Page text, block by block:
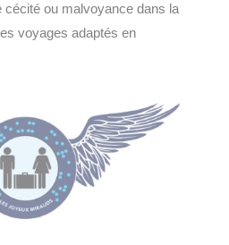
cécité ou malvoyance dans la
voyages adaptés en